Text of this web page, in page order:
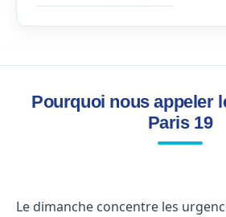
Pourquoi nous appeler
Paris 19
Le dimanche concentre les